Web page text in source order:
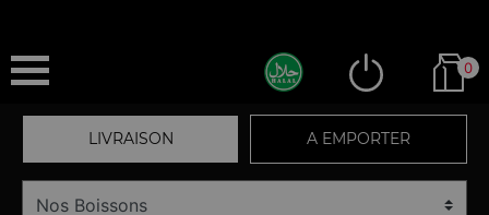
0
LIVRAISON A EMPORTER